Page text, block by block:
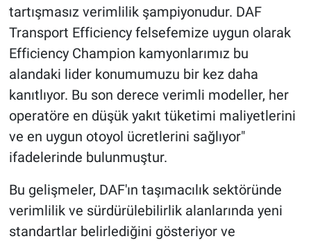
tartışmasız verimlilik şampiyonudur. DAF
Transport Efficiency felsefemize uygun olarak
Efficiency Champion kamyonlarımız bu
alandaki lider konumumuzu bir kez daha
kanıtlıyor. Bu son derece verimli modeller, her
operatöre en düşük yakıt tüketimi maliyetlerini
ve en uygun otoyol ücretlerini sağlıyor"
ifadelerinde bulunmuştur.
Bu gelişmeler, DAF'ın taşımacılık sektöründe
verimlilik ve sürdürülebilirlik alanlarında yeni
standartlar belirlediğini gösteriyor ve